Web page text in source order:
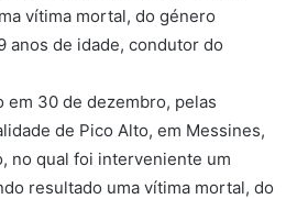
vítima mortal, do género
anos de idade, condutor do
em 30 de dezembro, pelas
de Pico Alto, em Messines,
no qual foi interveniente um
resultado uma vítima mortal, do